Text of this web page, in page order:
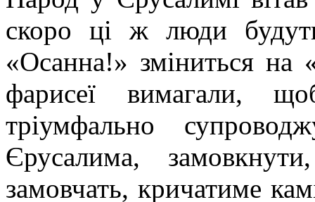
скоро ці ж люди
«Осанна!» зміниться на
фарисеї вимагали,
тріумфально
Єрусалима,
замовчать, кричатиме